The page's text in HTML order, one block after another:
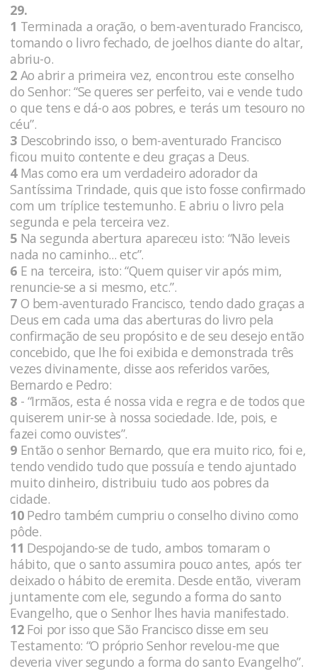
29.
1 Terminada a oração, o bem-aventurado Francisco,
tomando o livro fechado, de joelhos diante do altar,
abriu-o.
2 Ao abrir a primeira vez, encontrou este conselho
do Senhor: “Se queres ser perfeito, vai e vende tudo
o que tens e dá-o aos pobres, e terás um tesouro no
céu”.
3 Descobrindo isso, o bem-aventurado Francisco
ficou muito contente e deu graças a Deus.
4Mas como era um verdadeiro adorador da
Santíssima Trindade, quis que isto fosse confirmado
com um tríplice testemunho. E abriu o livro pela
segunda e pela terceira vez.
5 Na segunda abertura apareceu isto: “Não leveis
nada no caminho... etc”.
6 E na terceira, isto: “Quem quiser vir após mim,
renuncie-se a si mesmo, etc.”.
7 O bem-aventurado Francisco, tendo dado graças a
Deus em cada uma das aberturas do livro pela
confirmação de seu propósito e de seu desejo então
concebido, que lhe foi exibida e demonstrada três
vezes divinamente, disse aos referidos varões,
Bernardo e Pedro:
8 - “Irmãos, esta é nossa vida e regra e de todos que
quiserem unir-se à nossa sociedade. Ide, pois, e
fazei como ouvistes”.
9 Então o senhor Bernardo, que era muito rico, foi e,
tendo vendido tudo que possuía e tendo ajuntado
muito dinheiro, distribuiu tudo aos pobres da
cidade.
10Pedro também cumpriu o conselho divino como
pôde.
11 Despojando-se de tudo, ambos tomaram o
hábito, que o santo assumira pouco antes, após ter
deixado o hábito de eremita. Desde então, viveram
juntamente com ele, segundo a forma do santo
Evangelho, que o Senhor lhes havia manifestado.
12Foi por isso que São Francisco disse em seu
Testamento: “O próprio Senhor revelou-me que
deveria viver segundo a forma do santo Evangelho”.